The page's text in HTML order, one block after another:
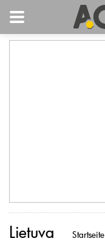
Lietuva Startseite